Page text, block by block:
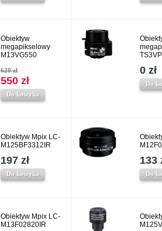
Obiektyw
megapikselowy
M13VG550
620 zł
550 zł
Do koszyka
0 zł
Do
Obiektyw Mpix LC-
M125BF3312IR
197 zł
Do koszyka
133
Do
Obiektyw Mpix LC-
M13F02820IR